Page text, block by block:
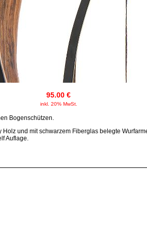
95.00 €
inkl. 20% MwSt.
Bogenschützen.
und mit schwarzem Fiberglas belegte
Auflage.